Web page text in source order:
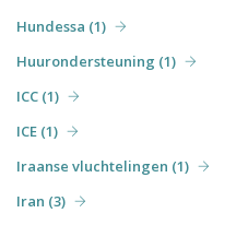
Hundessa (1)
Huurondersteuning (1)
ICC (1)
ICE (1)
Iraanse vluchtelingen (1)
Iran (3)